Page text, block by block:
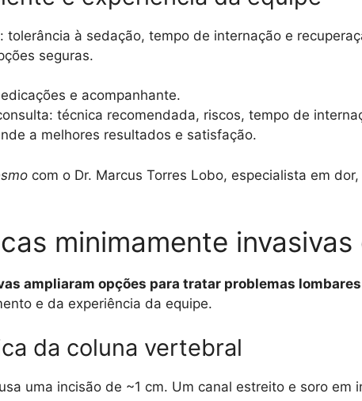
tolerância à sedação, tempo de internação e
seguras.
e acompanhante.
técnica recomendada, riscos, tempo de
a melhores resultados e satisfação.
com o Dr. Marcus Torres Lobo, especialista em
minimamente
ampliaram opções para tratar problemas
e da experiência da equipe.
da coluna vertebral
usa uma incisão de ~1 cm. Um canal estreito e soro em